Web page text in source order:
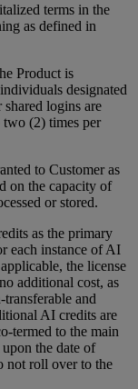
terms in the
as defined in
Product is
designated
logins are
(2) times per
to Customer as
on the capacity of
or stored.
as the primary
each instance of AI
the license
additional cost, as
and
AI credits are
termed to the main
the date of
not roll over to the